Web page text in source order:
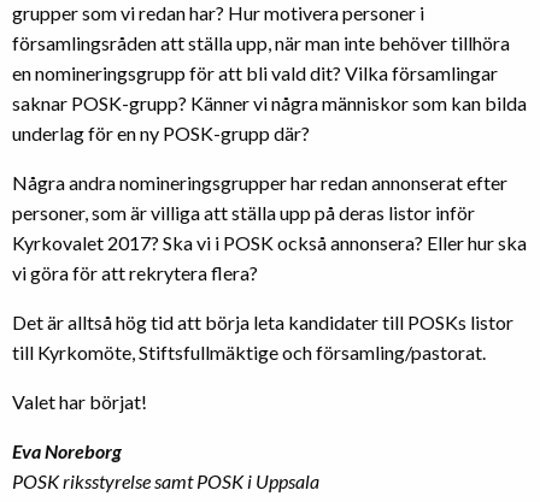
grupper som vi redan har? Hur motivera personer i
församlingsråden att ställa upp, när man inte behöver tillhöra
en nomineringsgrupp för att bli vald dit? Vilka församlingar
saknar POSK-grupp? Känner vi några människor som kan bilda
underlag för en ny POSK-grupp där?
Några andra nomineringsgrupper har redan annonserat efter
personer, som är villiga att ställa upp på deras listor inför
Kyrkovalet 2017? Ska vi i POSK också annonsera? Eller hur ska
vi göra för att rekrytera flera?
Det är alltså hög tid att börja leta kandidater till POSKs listor
till Kyrkomöte, Stiftsfullmäktige och församling/pastorat.
Valet har börjat!
Eva Noreborg
POSK riksstyrelse samt POSK i Uppsala